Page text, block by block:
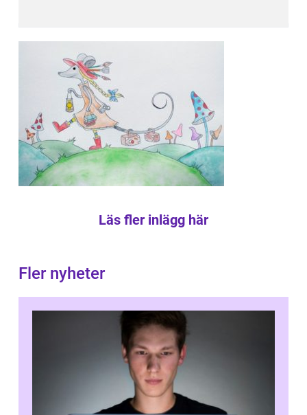
Läs fler inlägg här
Fler nyheter